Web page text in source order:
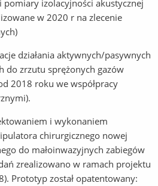
pomiary izolacyjności akustycznej
w 2020 r na zlecenie
działania aktywnych/pasywnych
do zrzutu sprężonych gazów
2018 roku we współpracy
i wykonaniem
chirurgicznego nowej
do małoinwazyjnych zabiegów
zrealizowano w ramach projektu
Prototyp został opatentowany: